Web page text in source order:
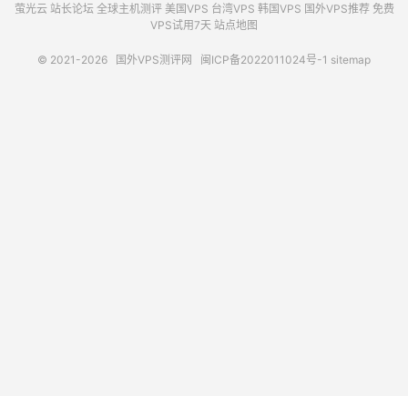
萤光云 站长论坛 全球主机测评 美国VPS 台湾VPS 韩国VPS 国外VPS推荐 免费
VPS试用7天 站点地图
© 2021-2026 国外VPS测评网 闽ICP备2022011024号-1 sitemap